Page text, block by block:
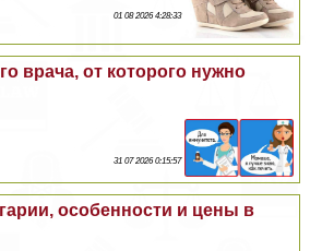
01 08 2026 4:28:33
врача, от которого нужно
31 07 2026 0:15:57
особенности и цены в